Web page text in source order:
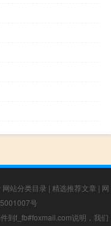
网站分类目录 | 精选推荐文章 | 网
号
到f_fb#foxmail.com说明，我们